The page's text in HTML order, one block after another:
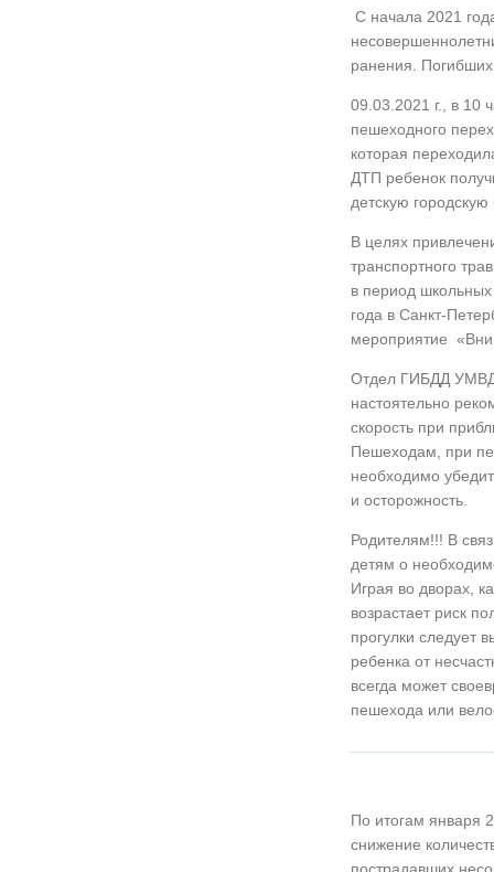
С начала 2021
ранения. Погибших
09.03.2021 г., в 10
пешеходного
которая
ДТП ребенок
детскую городскую
В целях
транспортного
в период
года в Санкт-
мероприятие
Отдел ГИБДД УМВД
настоятельно
скорость при
Пешеходам, при
необходимо
и осторожность.
Родителям!!! В
детям о
Играя во дворах,
возрастает риск
прогулки следует
ребенка от
всегда может
пешехода или
По итогам января
снижение